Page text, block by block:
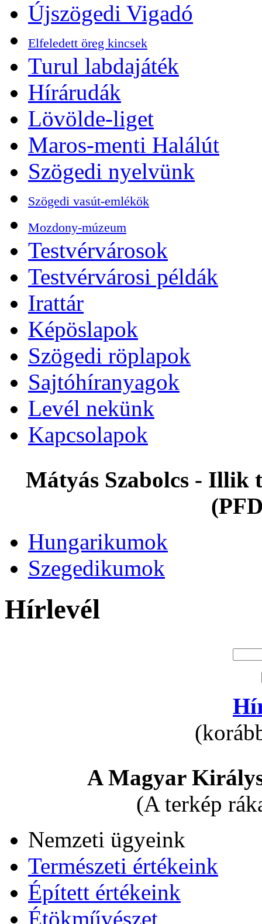
Újszögedi Vigadó
Elfeledett öreg kincsek
Turul labdajáték
Hírárudák
Lövölde-liget
Maros-menti Halálút
Szögedi nyelvünk
Szögedi vasút-emlékök
Mozdony-múzeum
Testvérvárosok
Testvérvárosi példák
Irattár
Képöslapok
Szögedi röplapok
Sajtóhíranyagok
Levél nekünk
Kapcsolapok
Mátyás Szabolcs - Illik
Hungarikumok
Szegedikumok
Hírlevél
A Magyar
(A terkép
Nemzeti ügyeink
Természeti értékeink
Épített értékeink
Étökművészet